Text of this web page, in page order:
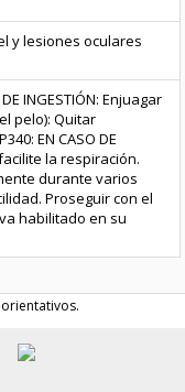
y lesiones oculares
INGESTIÓN: Enjuagar
el pelo): Quitar
EN CASO DE
la respiración.
durante varios
Proseguir con el
habilitado en su